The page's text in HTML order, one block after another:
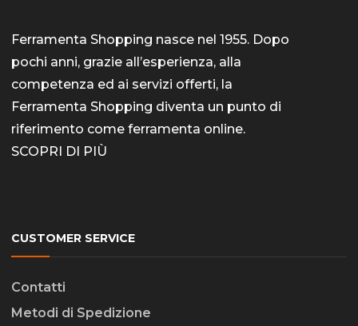
Ferramenta Shopping nasce nel 1955. Dopo
pochi anni, grazie all’esperienza, alla
competenza ed ai servizi offerti, la
Ferramenta Shopping diventa un punto di
riferimento come ferramenta online.
SCOPRI DI PIÙ
CUSTOMER SERVICE
Contatti
Metodi di Spedizione